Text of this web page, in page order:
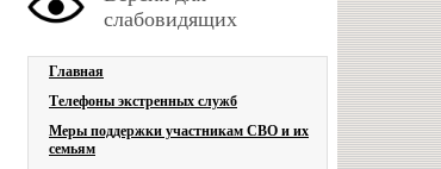
слабовидящих
Главная
Телефоны экстренных служб
Меры поддержки участникам СВО и их
семьям